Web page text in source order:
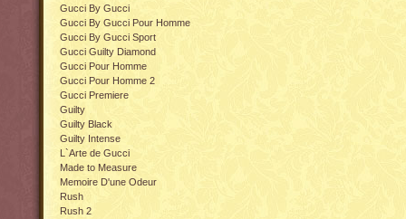
Gucci By Gucci
Gucci By Gucci Pour Homme
Gucci By Gucci Sport
Gucci Guilty Diamond
Gucci Pour Homme
Gucci Pour Homme 2
Gucci Premiere
Guilty
Guilty Black
Guilty Intense
L`Arte de Gucci
Made to Measure
Memoire D'une Odeur
Rush
Rush 2